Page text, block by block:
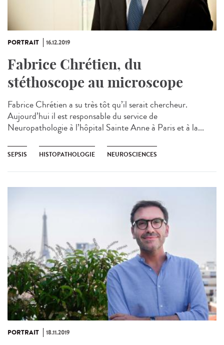
PORTRAIT 16.12.2019
Fabrice Chrétien, du
stéthoscope au microscope
Fabrice Chrétien a su très tôt qu’il serait chercheur.
Aujourd’hui il est responsable du service de
Neuropathologie à l’hôpital Sainte Anne à Paris​ et à la...
SEPSIS HISTOPATHOLOGIE NEUROSCIENCES
PORTRAIT 18.11.2019